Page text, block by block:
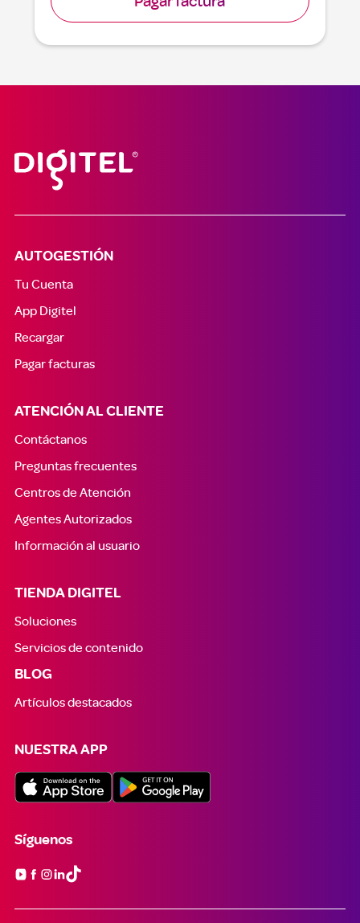
AUTOGESTIÓN
Tu Cuenta
App Digitel
Recargar
Pagar facturas
ATENCIÓN AL CLIENTE
Contáctanos
Preguntas frecuentes
Centros de Atención
Agentes Autorizados
Información al usuario
TIENDA DIGITEL
Soluciones
Servicios de contenido
BLOG
Artículos destacados
NUESTRA APP
Síguenos
